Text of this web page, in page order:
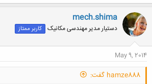
mech.shima
دستیار مدیر مهندسی مکانیک کاربر ممتاز
May 9, 2014
hamze888 گفت: